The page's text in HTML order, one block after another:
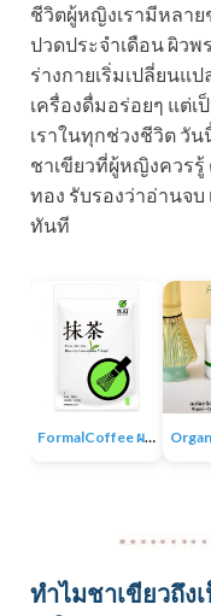
ชีวิตผู้หญิงเรามีหลาย
ปวดประจำเดือน ผิว
ร่างกายเริ่มเปลี่ยนแ
เครื่องดื่มอร่อยๆ แต่
เราในทุกช่วงชีวิต วั
ชาเขียวที่ผู้หญิงควร
ทอง รับรองว่าอ่านจ
ทันที
FormalCoffee ผงชาเขียวมัทฉะ แท้ 100% ญี่ปุ่น เกรดพรีเมี่ยม Matcha Green Tea
ทำไมชาเขียวถึง